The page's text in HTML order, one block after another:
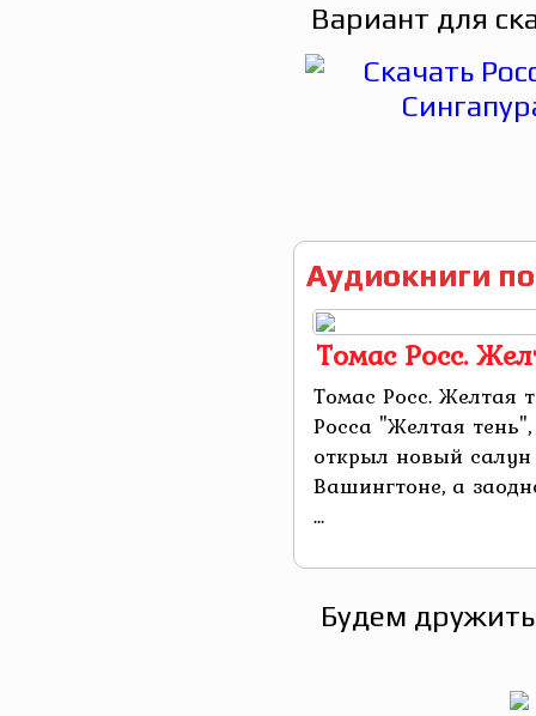
Вариант для
Аудиокниги
Томас Росс.
Томас Росс. Желтая
Росса "Желтая
открыл новый
Вашингтоне, а
...
Будем